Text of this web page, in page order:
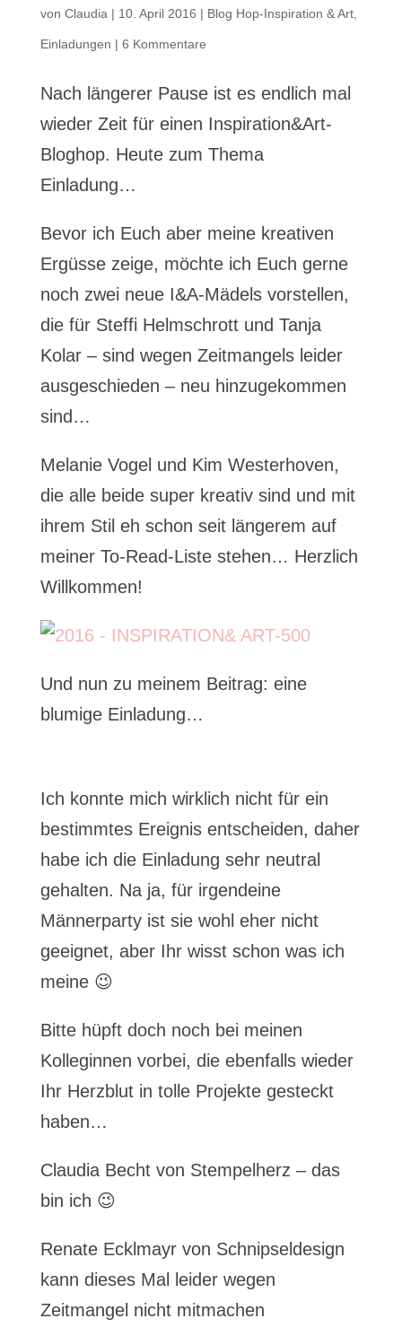
von Claudia | 10. April 2016 | Blog Hop-Inspiration & Art,
Einladungen | 6 Kommentare
Nach längerer Pause ist es endlich mal
wieder Zeit für einen Inspiration&Art-
Bloghop. Heute zum Thema
Einladung…
Bevor ich Euch aber meine kreativen
Ergüsse zeige, möchte ich Euch gerne
noch zwei neue I&A-Mädels vorstellen,
die für Steffi Helmschrott und Tanja
Kolar – sind wegen Zeitmangels leider
ausgeschieden – neu hinzugekommen
sind…
Melanie Vogel und Kim Westerhoven,
die alle beide super kreativ sind und mit
ihrem Stil eh schon seit längerem auf
meiner To-Read-Liste stehen… Herzlich
Willkommen!
Und nun zu meinem Beitrag: eine
blumige Einladung…
Ich konnte mich wirklich nicht für ein
bestimmtes Ereignis entscheiden, daher
habe ich die Einladung sehr neutral
gehalten. Na ja, für irgendeine
Männerparty ist sie wohl eher nicht
geeignet, aber Ihr wisst schon was ich
meine 😉
Bitte hüpft doch noch bei meinen
Kolleginnen vorbei, die ebenfalls wieder
Ihr Herzblut in tolle Projekte gesteckt
haben…
Claudia Becht von Stempelherz – das
bin ich 😉
Renate Ecklmayr von Schnipseldesign
kann dieses Mal leider wegen
Zeitmangel nicht mitmachen